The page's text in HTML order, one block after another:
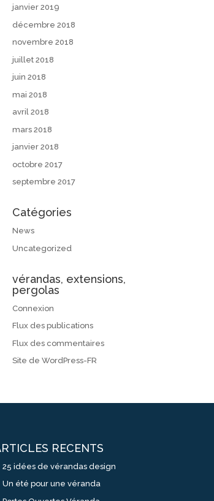
janvier 2019
décembre 2018
novembre 2018
juillet 2018
juin 2018
mai 2018
avril 2018
mars 2018
janvier 2018
octobre 2017
septembre 2017
Catégories
News
Uncategorized
vérandas, extensions,
pergolas
Connexion
Flux des publications
Flux des commentaires
Site de WordPress-FR
RECENTS
25 idées de vérandas design
Un été pour une véranda